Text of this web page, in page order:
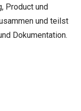
Product und
und teilst
Dokumentation.